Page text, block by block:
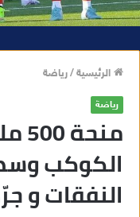
الرئيسية/رياضة
رياضة
الكوكب
النفقات و